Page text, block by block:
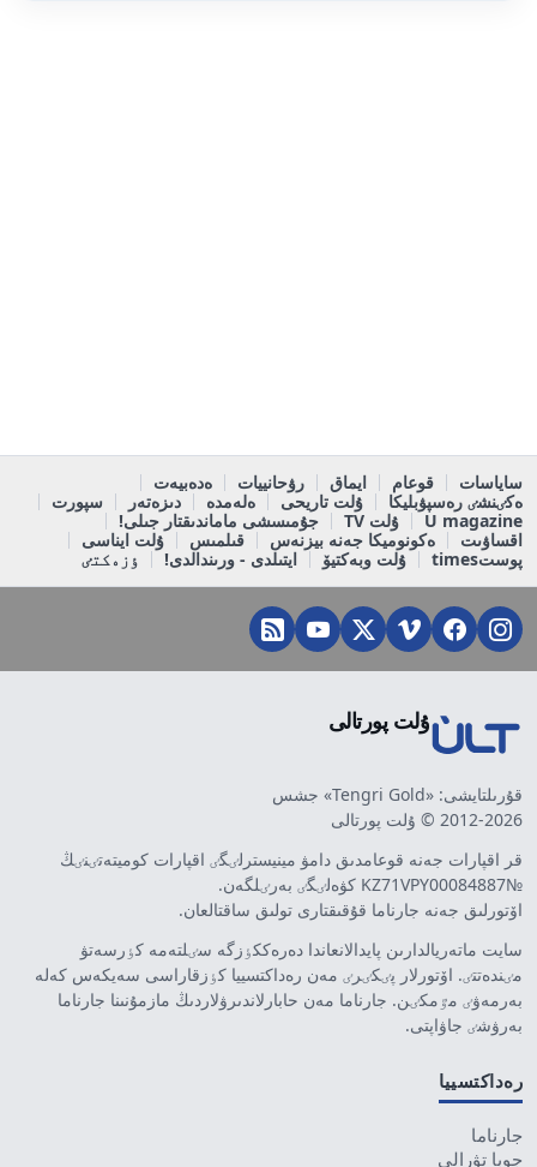
ساياسات قوعام ايماق رۋحانييات
ەدەبيەت
ەكٸنشٸ رەسپۋبليكا
ۇلت تاريحى ەلەمدە دىزەتەر
سپورت
U magazine
ۇلت TV
جۇمىسشى ماماندىقتار جىلى!
اقساۋىت
ەكونوميكا جەنە بيزنەس قىلمىس
ۇلت ايناسى
پوستtimes
ۇلت وبەكتيۆ ايتىلدى - ورىندالدى! ٶزەكتٸ
ۇلت پورتالى
قۇرىلتايشى: «Tengri Gold» جشس
2012-2026 © ۇلت پورتالى
قر اقپارات جەنە قوعامدىق دامۋ مينيسترلٸگٸ اقپارات كوميتەتٸنٸڭ
№KZ71VPY00084887 كۋەلٸگٸ بەرٸلگەن.
اۆتورلىق جەنە جارناما قۇقىقتارى تولىق ساقتالعان.
سايت ماتەريالدارىن پايدالانعاندا دەرەككٶزگە سٸلتەمە كٶرسەتۋ
مٸندەتتٸ. اۆتورلار پٸكٸرٸ مەن رەداكتسييا كٶزقاراسى سەيكەس كەلە
بەرمەۋٸ مٷمكٸن. جارناما مەن حابارلاندىرۋلاردىڭ مازمۇنىنا جارناما
بەرۋشٸ جاۋاپتى.
رەداكتسييا
جارناما
جوبا تۋرالى